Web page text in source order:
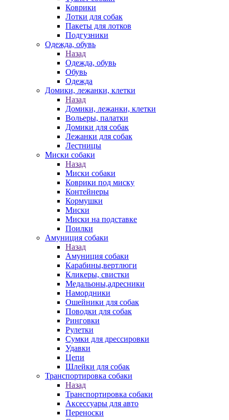
Коврики
Лотки для собак
Пакеты для лотков
Подгузники
Одежда, обувь
Назад
Одежда, обувь
Обувь
Одежда
Домики, лежанки, клетки
Назад
Домики, лежанки, клетки
Вольеры, палатки
Домики для собак
Лежанки для собак
Лестницы
Миски собаки
Назад
Миски собаки
Коврики под миску
Контейнеры
Кормушки
Миски
Миски на подставке
Поилки
Амуниция собаки
Назад
Амуниция собаки
Карабины,вертлюги
Кликеры, свистки
Медальоны,адресники
Намордники
Ошейники для собак
Поводки для собак
Ринговки
Рулетки
Сумки для дрессировки
Удавки
Цепи
Шлейки для собак
Транспортировка собаки
Назад
Транспортировка собаки
Аксессуары для авто
Переноски